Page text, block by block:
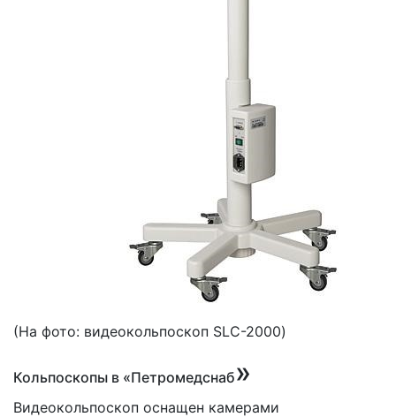
(На фото: видеокольпоскоп SLC-2000)
Кольпоскопы в «Петромедснаб»
Видеокольпоскоп оснащен камерами